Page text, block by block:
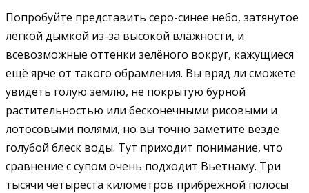
Попробуйте представить серо-синее небо, затянутое
лёгкой дымкой из-за высокой влажности, и
всевозможные оттенки зелёного вокруг, кажущиеся
ещё ярче от такого обрамления. Вы вряд ли сможете
увидеть голую землю, не покрытую бурной
растительностью или бесконечными рисовыми и
лотосовыми полями, но вы точно заметите везде
голубой блеск воды. Тут приходит понимание, что
сравнение с супом очень подходит Вьетнаму. Три
тысячи четыреста километров прибрежной полосы